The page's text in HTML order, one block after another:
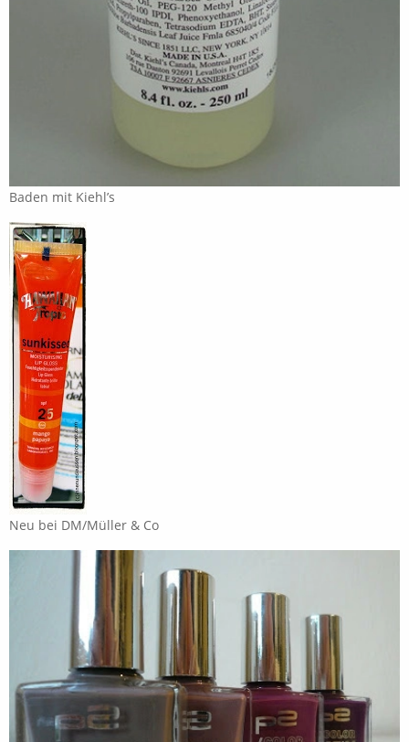
Baden mit Kiehl’s
Neu bei DM/Müller & Co